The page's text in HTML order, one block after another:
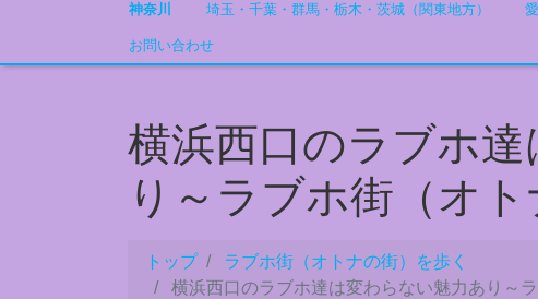
神奈川 埼玉・千葉・群馬・栃木・茨城（関東地方）
お問い合わせ
横浜西口のラブホ
り～ラブホ街（オ
トップ
ラブホ街（オトナの街）を歩く
横浜西口のラブホ達は変わらない魅力あり～